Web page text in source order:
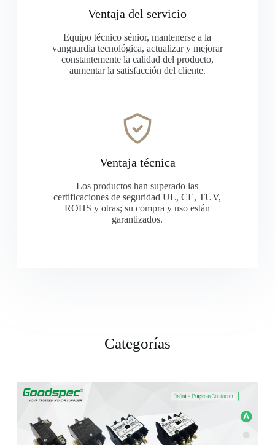
Ventaja del servicio
Equipo técnico sénior, mantenerse a la
vanguardia tecnológica, actualizar y mejorar
constantemente la calidad del producto,
aumentar la satisfacción del cliente.
Ventaja técnica
Los productos han superado las
certificaciones de seguridad UL, CE, TUV,
ROHS y otras; su compra y uso están
garantizados.
Categorías